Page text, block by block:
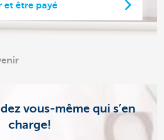
et être payé
vous-même qui s’en
charge!